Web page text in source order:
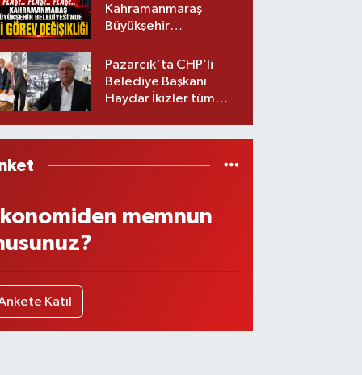
Kahramanmaraş
Büyükşehir
görev değişikliği!
Pazarcık'ta CHP’li
Belediye Başkanı
Haydar İkizler tüm
memnun
Katıl